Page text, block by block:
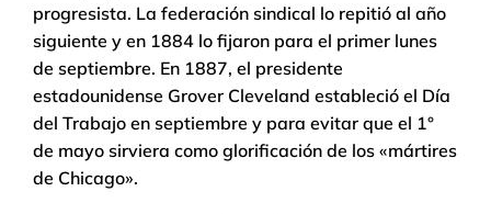
progresista. La federación sindical lo repitió al año
siguiente y en 1884 lo fijaron para el primer lunes
de septiembre. En 1887, el presidente
estadounidense Grover Cleveland estableció el Día
del Trabajo en septiembre y para evitar que el 1°
de mayo sirviera como glorificación de los «mártires
de Chicago».